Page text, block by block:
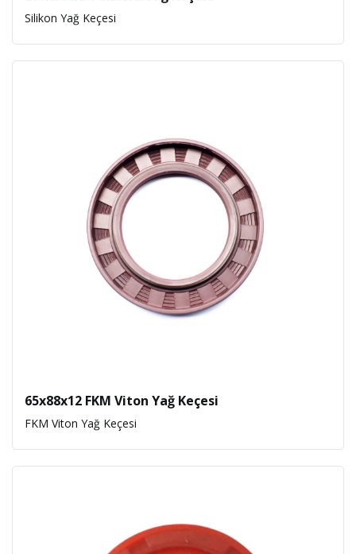
Silikon Yağ Keçesi
65x88x12 FKM Viton Yağ Keçesi
FKM Viton Yağ Keçesi